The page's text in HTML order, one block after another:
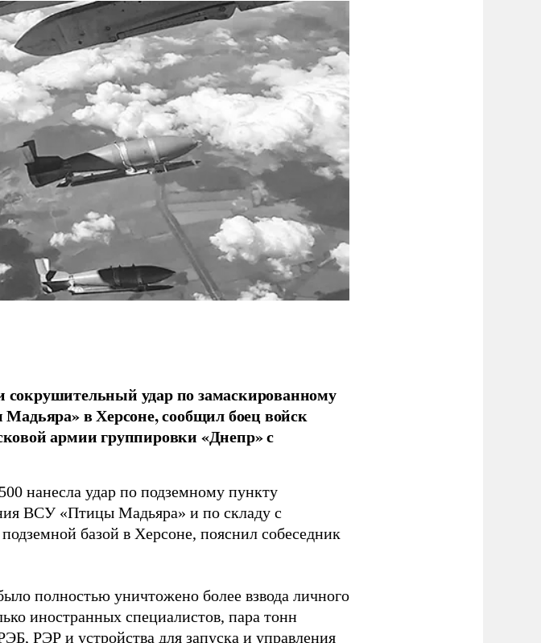
удар по замаскированному
в Херсоне, сообщил боец войск
армии группировки «Днепр» с
нанесла удар по подземному пункту
ВСУ «Птицы Мадьяра» и по складу с
базой в Херсоне, пояснил собеседник
полностью уничтожено более взвода личного
иностранных специалистов, пара тонн
РЭР и устройства для запуска и управления